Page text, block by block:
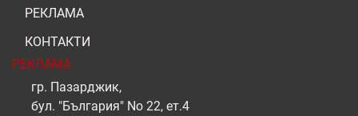
РЕКЛАМА
КОНТАКТИ
РЕКЛАМА
гр. Пазарджик,
бул. "България" No 22, ет.4